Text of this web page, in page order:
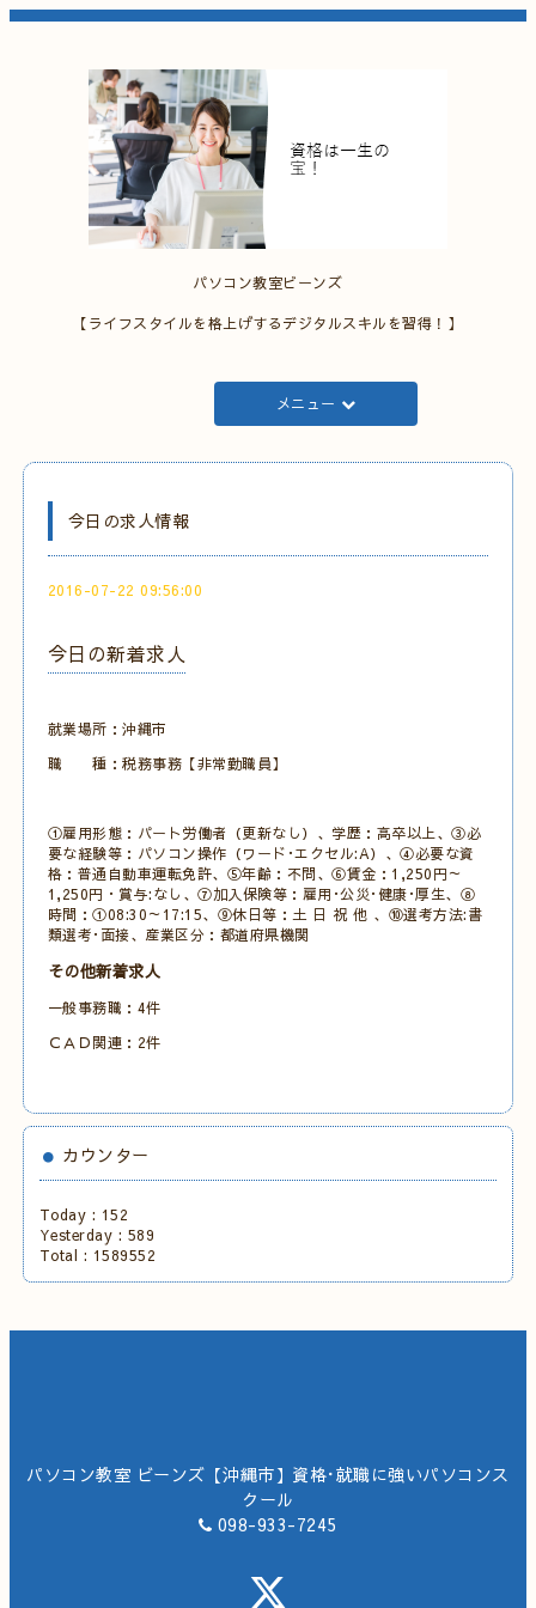
パソコン教室ビーンズ
【ライフスタイルを格上げするデジタルスキルを習得！】
メニュー
今日の求人情報
2016-07-22 09:56:00
今日の新着求人
就業場所：沖縄市
職 種：税務事務【非常勤職員】
①雇用形態：パート労働者（更新なし）、学歴：高卒以上、③必
要な経験等：パソコン操作（ワード･エクセル:A）、④必要な資
格：普通自動車運転免許、⑤年齢：不問、⑥賃金：1,250円～
1,250円・賞与:なし、⑦加入保険等：雇用･公災･健康･厚生、⑧
時間：①08:30～17:15、⑨休日等：土 日 祝 他 、⑩選考方法:書
類選考･面接、産業区分：都道府県機関
その他新着求人
一般事務職：4件
ＣＡＤ関連：2件
カウンター
Today : 152
Yesterday : 589
Total : 1589552
パソコン教室 ビーンズ【沖縄市】資格･就職に強いパソコンス
クール
098-933-7245